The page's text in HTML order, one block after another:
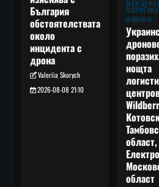
България
обстоятелствата
около
инцидента с
дрона
Valeriia Skorych
2026-08-08 21:10
ПОЛИТИКА
НОВИНИ
нощта
област